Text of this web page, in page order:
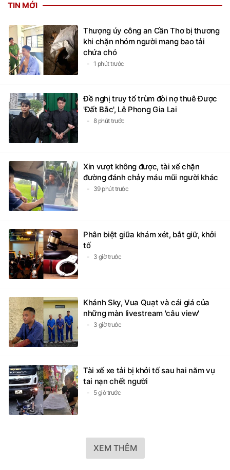
TIN MỚI
Thượng úy công an Cần Thơ bị thương
khi chặn nhóm người mang bao tải
chứa chó
1 phút trước
Đề nghị truy tố trùm đòi nợ thuê Được
'Đất Bắc', Lê Phong Gia Lai
8 phút trước
Xin vượt không được, tài xế chặn
đường đánh chảy máu mũi người khác
39 phút trước
Phân biệt giữa khám xét, bắt giữ, khởi
tố
3 giờ trước
Khánh Sky, Vua Quạt và cái giá của
những màn livestream 'câu view'
3 giờ trước
Tài xế xe tải bị khởi tố sau hai năm vụ
tai nạn chết người
5 giờ trước
XEM THÊM